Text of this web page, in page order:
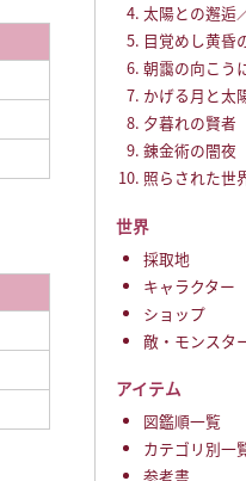
太陽との邂逅
目覚めし黄昏
朝靄の向こう
かげる月と太
夕暮れの賢者
錬金術の闇夜
照らされた世
世界
採取地
キャラクター
ショップ
敵・モンスタ
アイテム
図鑑順一覧
カテゴリ別一
参考書